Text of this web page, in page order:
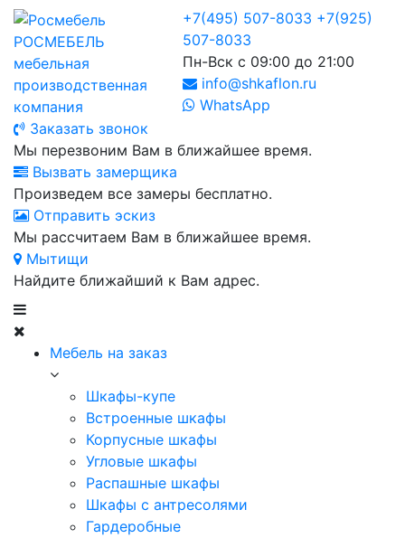
РОСМЕБЕЛЬ
мебельная
производственная
компания
+7(495) 507-8033 +7(925)
507-8033
Пн-Вск с 09:00 до 21:00
info@shkaflon.ru
WhatsApp
Заказать звонок
Мы перезвоним Вам в ближайшее время.
Вызвать замерщика
Произведем все замеры бесплатно.
Отправить эскиз
Мы рассчитаем Вам в ближайшее время.
Мытищи
Найдите ближайший к Вам адрес.
Мебель на заказ
Шкафы-купе
Встроенные шкафы
Корпусные шкафы
Угловые шкафы
Распашные шкафы
Шкафы с антресолями
Гардеробные